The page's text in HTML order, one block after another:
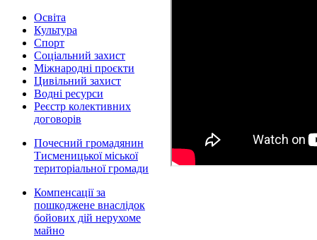
Освіта
Культура
Спорт
Соціальний захист
Міжнародні проєкти
Цивільний захист
Водні ресурси
Реєстр колективних
договорів
Почесний громадянин
Тисменицької міської
територіальної громади
Компенсації за
пошкоджене внаслідок
бойових дій нерухоме
майно